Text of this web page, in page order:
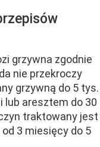
grzywna zgodnie
nie przekroczy
grzywną do 5 tys.
lub aresztem do 30
traktowany jest
3 miesięcy do 5